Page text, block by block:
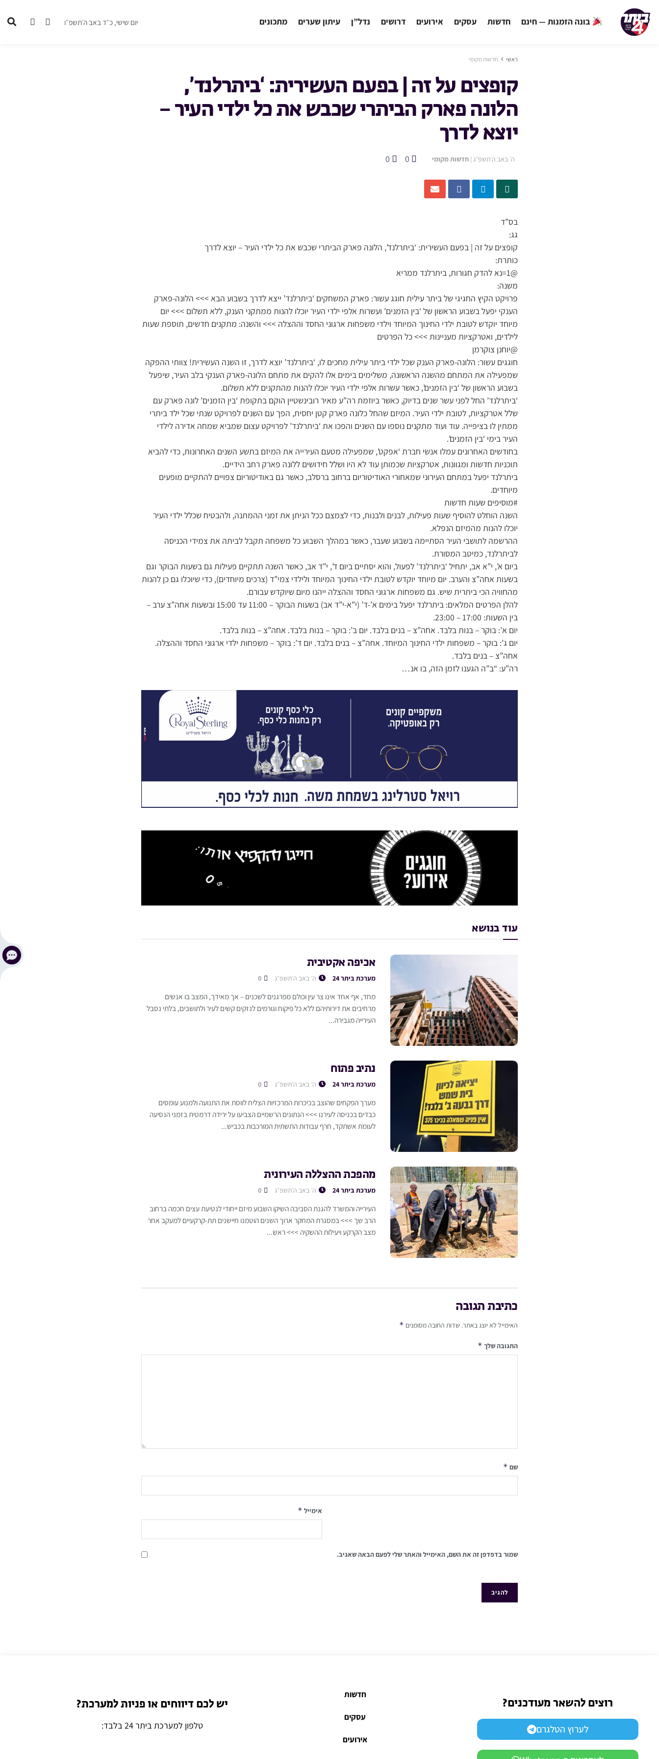
בונה הזמנות — חינם חדשות עסקים אירועים דרושים נדל”ן עיתון שערים מתכונים יום שישי, כ״ד באב ה׳תשפ״ו
ראשי חדשות מקומי
קופצים על זה | בפעם העשירית: ‘ביתרלנד’,
הלונה פארק הביתרי שכבש את כל ילדי העיר –
יוצא לדרך
ה׳ באב ה׳תשפ״ג | חדשות מקומי 0
0
בס”ד
גג:
קופצים על זה | בפעם העשירית: ‘ביתרלנד’, הלונה פארק הביתרי שכבש את כל ילדי העיר – יוצא לדרך
כותרת:
@1=נא להדק חגורות, ביתרלנד ממריא
משנה:
פרויקט הקיץ החגיגי של ביתר עילית חוגג עשור: פארק המשחקים ‘ביתרלנד’ ייצא לדרך בשבוע הבא >>> הלונה-פארק
הענקי יפעל בשבוע הראשון של ‘בין הזמנים’ ועשרות אלפי ילדי העיר יוכלו להנות ממתקני הענק, ללא תשלום >>> יום
מיוחד יוקדש לטובת ילדי החינוך המיוחד וילדי משפחות ארגוני החסד וההצלה >>> והשנה: מתקנים חדשים, תוספת שעות
לילדים, ואטרקציות מעניינות >>> כל הפרטים
@יוחנן צוקרמן
חוגגים עשור: הלונה-פארק הענק שכל ילדי ביתר עילית מחכים לו, ‘ביתרלנד’ יוצא לדרך, זו השנה העשירית! צוותי ההפקה
שמפעילה את המתחם מהשנה הראשונה, משלימים בימים אלו להקים את מתחם הלונה-פארק הענקי בלב העיר, שיפעל
בשבוע הראשון של ‘בין הזמנים’, כאשר עשרות אלפי ילדי העיר יוכלו להנות מהתקנים ללא תשלום.
‘ביתרלנד’ החל לפני עשר שנים בדיוק, כאשר ביוזמת רה”ע מאיר רובינשטיין הוקם בתקופת ‘בין הזמנים’ לונה פארק עם
שלל אטרקציות, לטובת ילדי העיר. המיזם שהחל כלונה פארק קטן יחסית, הפך עם השנים לפרויקט שנתי שכל ילד ביתרי
ממתין לו בציפייה. עוד ועוד מתקנים נוספו עם השנים והפכו את ‘ביתרלנד’ לפרויקט עצום שמביא שמחה אדירה לילדי
העיר בימי ‘בין הזמנים’.
בחודשים האחרונים עמלו אנשי חברת ‘אפקט’, שמפעילה מטעם העירייה את המיזם בתשע השנים האחרונות, כדי להביא
תוכניות חדשות ומגוונות, אטרקציות שכמותן עוד לא היו ושלל חידושים ללונה פארק רחב הידיים.
ביתרלנד יפעל במתחם העירוני שמאחורי האודיטוריום ברחוב ברסלב, כאשר גם באודיטוריום צפויים להתקיים מופעים
מיוחדים.
#מוסיפים שעות חדשות
השנה הוחלט להוסיף שעות פעילות, לבנים ולבנות, כדי לצמצם ככל הניתן את זמני ההמתנה, ולהבטיח שכלל ילדי העיר
יוכלו להנות מהמיזם הנפלא.
ההרשמה לתושבי העיר הסתיימה בשבוע שעבר, כאשר במהלך השבוע כל משפחה תקבל לביתה את צמידי הכניסה
לביתרלנד, כמיטב המסורת.
ביום א’, י”א אב, יתחיל ‘ביתרלנד’ לפעול, והוא יסתיים ביום ד’, י”ד אב, כאשר השנה תתקיים פעילות גם בשעות הבוקר וגם
בשעות אחה”צ והערב. יום מיוחד יוקדש לטובת ילדי החינוך המיוחד ולילדי צמי”ד (צרכים מיוחדים), כדי שיוכלו גם כן להנות
מהחוויה הכי ביתרית שיש. גם משפחות ארגוני החסד וההצלה ייהנו מיום שיוקדש עבורם.
להלן הפרטים המלאים: ביתרלנד יפעל בימים א’-ד’ (י”א-י”ד אב) בשעות הבוקר – 11:00 עד 15:00 ובשעות אחה”צ ערב –
בין השעות: 17:00 – 23:00.
יום א’: בוקר – בנות בלבד. אחה”צ – בנים בלבד. יום ב’: בוקר – בנות בלבד. אחה”צ – בנות בלבד.
יום ג’: בוקר – משפחות ילדי החינוך המיוחד. אחה”צ – בנים בלבד. יום ד’: בוקר – משפחות ילדי ארגוני החסד וההצלה.
אחה”צ – בנים בלבד.
רה”ע: “ב”ה הגענו לזמן הזה, בו אנ…
עוד בנושא
אכיפה אקטיבית
מערכת ביתר 24 ה׳ באב ה׳תשפ״ג
מחד, אף אחד אינו צר עין וכולם מפרגנים לשכנים – אך מאידך, המצב בו אנשים
מרחיבים את דירותיהם ללא כל פיקוח וגורמים לנזקים קשים לעיר ולתושבים, בלתי נסבל
העירייה מגבירה...
נתיב פתוח
מערכת ביתר 24 ה׳ באב ה׳תשפ״ג
מערך הפקחים שהוצב בכיכרות המרכזיות הצליח לווסת את התנועה ולמנוע עומסים
כבדים בכניסה לעירנו >>> הנתונים הרשמיים הצביעו על ירידה דרמטית בזמני הנסיעה
לעומת אשתקד, חרף עבודות התשתית המורכבות בכביש...
מהפכת ההצללה העירונית
מערכת ביתר 24 ה׳ באב ה׳תשפ״ג
העירייה והמשרד להגנת הסביבה השיקו השבוע מיזם ייחודי לנטיעת עצים חכמה ברחוב
הרב שך >>> במסגרת המחקר ארוך השנים הוטמנו חיישנים תת-קרקעיים למעקב אחר
מצב הקרקע ויעילות ההשקיה >>> ראש...
כתיבת תגובה
האימייל לא יוצג באתר. שדות החובה מסומנים *
התגובה שלך *
שם *
אימייל *
שמור בדפדפן זה את השם, האימייל והאתר שלי לפעם הבאה שאגיב.
רוצים להשאר מעודכנים?
לערוץ הטלגרם
חדשות
עסקים
אירועים
יש לכם דיווחים או פניות למערכת?
טלפון למערכת ביתר 24 בלבד: